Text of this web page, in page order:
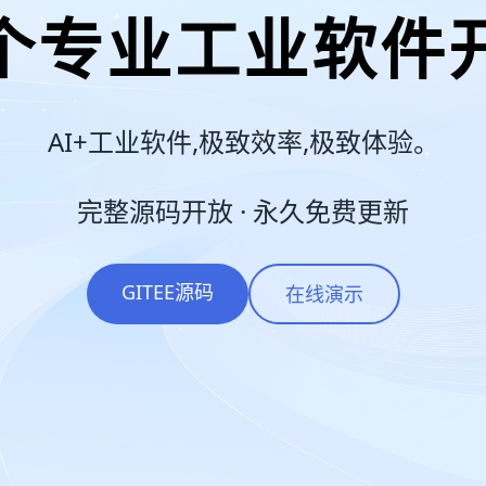
专业工业软件
AI+工业软件,极致效率,极致体验。
完整源码开放 · 永久免费更新
GITEE源码 在线演示